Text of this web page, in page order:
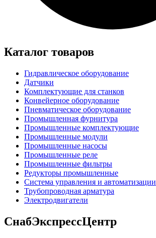
Каталог товаров
Гидравлическое оборудование
Датчики
Комплектующие для станков
Конвейерное оборудование
Пневматическое оборудование
Промышленная фурнитура
Промышленные комплектующие
Промышленные модули
Промышленные насосы
Промышленные реле
Промышленные фильтры
Редукторы промышленные
Система управления и автоматизации
Трубопроводная арматура
Электродвигатели
СнабЭкспрессЦентр